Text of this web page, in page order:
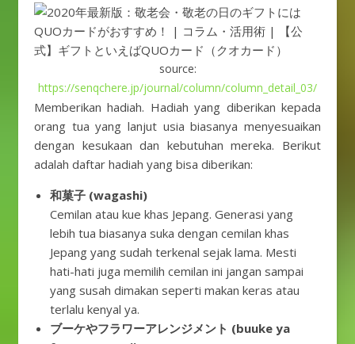
source:
https://senqchere.jp/journal/column/column_detail_03/
Memberikan hadiah. Hadiah yang diberikan kepada
orang tua yang lanjut usia biasanya menyesuaikan
dengan kesukaan dan kebutuhan mereka. Berikut
adalah daftar hadiah yang bisa diberikan:
和菓子 (wagashi)
Cemilan atau kue khas Jepang. Generasi yang
lebih tua biasanya suka dengan cemilan khas
Jepang yang sudah terkenal sejak lama. Mesti
hati-hati juga memilih cemilan ini jangan sampai
yang susah dimakan seperti makan keras atau
terlalu kenyal ya.
ブーケやフラワーアレンジメント (buuke ya